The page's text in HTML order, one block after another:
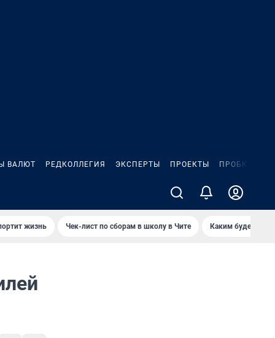
ВАЛЮТ РЕДКОЛЛЕГИЯ ЭКСПЕРТЫ ПРОЕКТЫ ПРОБКИ
жизнь Чек-лист по сборам в школу в Чите Каким будет